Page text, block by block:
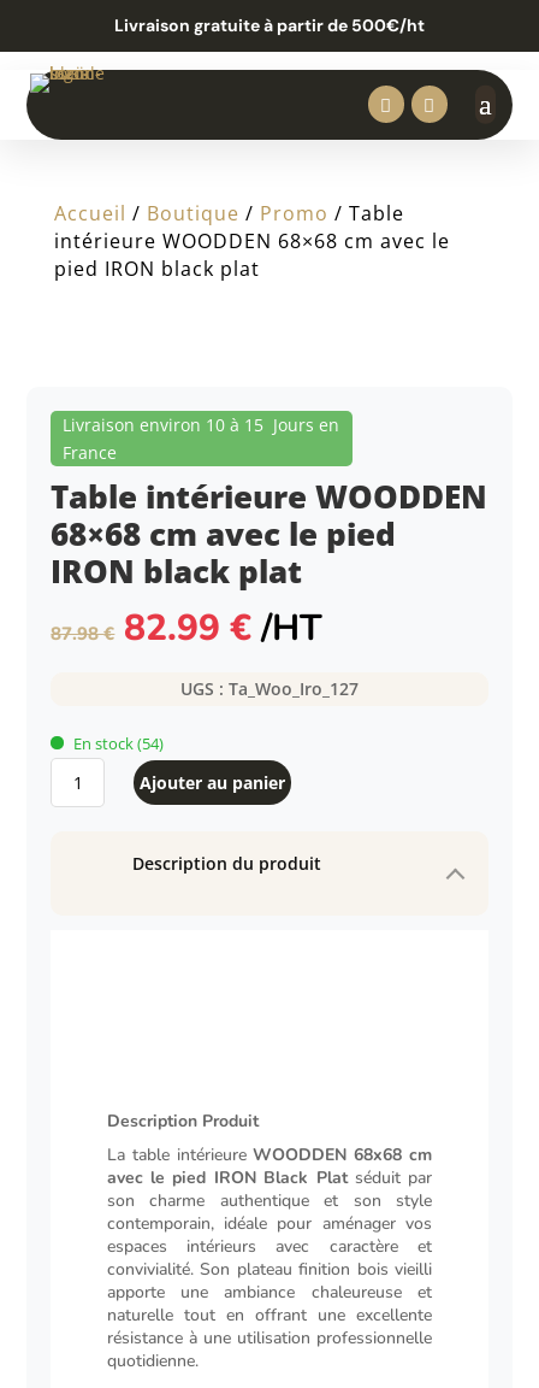
Livraison gratuite à partir de 500€/ht


Accueil / Boutique / Promo / Table
intérieure WOODDEN 68×68 cm avec le
pied IRON black plat
Livraison environ 10 à 15 Jours en
France
Table intérieure WOODDEN
68×68 cm avec le pied
IRON black plat
87.98€ Le
prix
initial
était :
87.98 €.
82.99€Le
prix
actuel
est :
/HT
UGS : Ta_Woo_Iro_127
En stock(54)
Ajouter au panier
Description du produit
Description Produit
La table intérieureWOODDEN 68x68 cm
avec le pied IRON Black Platséduit par
son charme authentique et son style
contemporain, idéale pour aménager vos
espaces intérieurs avec caractère et
convivialité. Son plateau finition bois vieilli
apporte une ambiance chaleureuse et
naturelle tout en offrant une excellente
résistance à une utilisation professionnelle
quotidienne.